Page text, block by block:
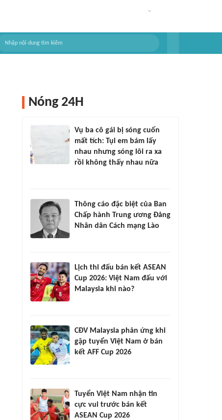
Nóng 24H
Vụ ba cô gái bị sóng cuốn
mất tích: Tụi em bám lấy
nhau nhưng sóng lôi ra xa
rồi không thấy nhau nữa
Thông cáo đặc biệt của Ban
Chấp hành Trung ương Đảng
Nhân dân Cách mạng Lào
Lịch thi đấu bán kết ASEAN
Cup 2026: Việt Nam đấu với
Malaysia khi nào?
CĐV Malaysia phản ứng khi
gặp tuyển Việt Nam ở bán
kết AFF Cup 2026
Tuyển Việt Nam nhận tin
cực vui trước bán kết
ASEAN Cup 2026